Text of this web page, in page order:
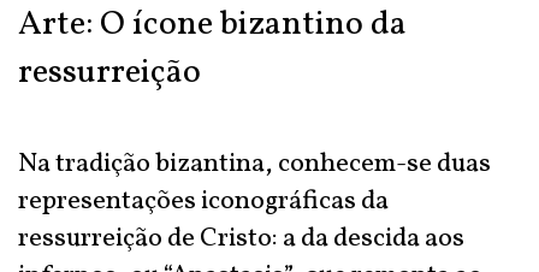
Arte: O ícone bizantino da
ressurreição
Na tradição bizantina, conhecem-se duas
representações iconográficas da
ressurreição de Cristo: a da descida aos